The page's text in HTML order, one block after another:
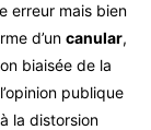
erreur mais bien
d’un canular,
biaisée de la
publique
la distorsion